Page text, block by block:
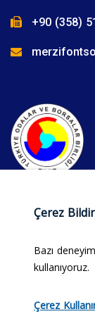
+90 (358)
Çerez
Bazı
kullanıyoruz.
Çerez